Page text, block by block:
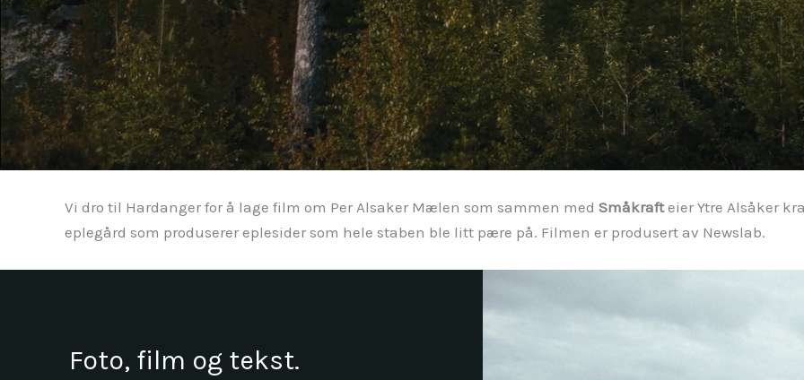
Vi dro til Hardanger for å lage film om Per Alsaker Mælen som sammen med Småkrafteier Ytre Alsåker
eplegård som produserer eplesider som hele staben ble litt pære på. Filmen er produsert av Newslab.
Foto, film og tekst.